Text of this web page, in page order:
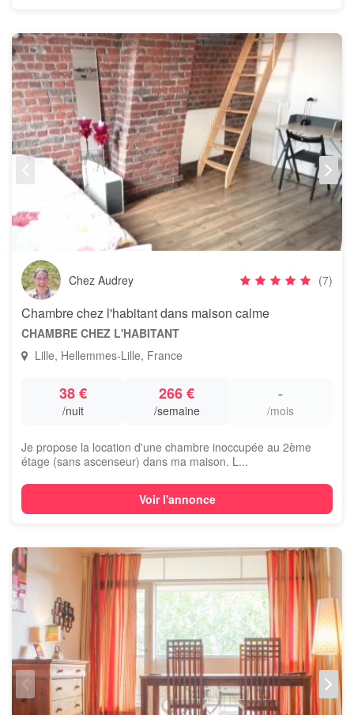
Chez Audrey (7)
Chambre chez l'habitant dans maison calme
CHAMBRE CHEZ L'HABITANT
Lille, Hellemmes-Lille, France
38 €
/nuit
266 €
/semaine
-
/mois
Je propose la location d'une chambre inoccupée au 2ème
étage (sans ascenseur) dans ma maison. L...
Voir l'annonce